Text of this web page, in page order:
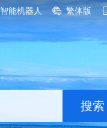
智能机器人 繁体版